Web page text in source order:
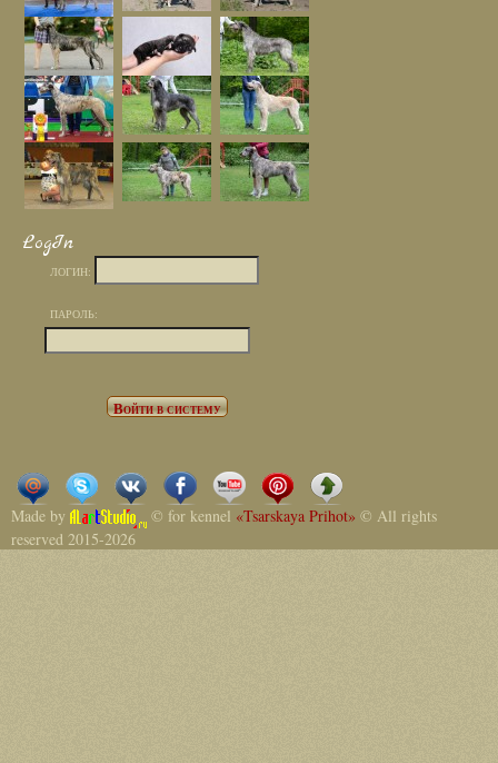
LogIn
ЛОГИН:
ПАРОЛЬ:
Made by © for kennel «Tsarskaya Prihot» © All rights
reserved 2015-2026